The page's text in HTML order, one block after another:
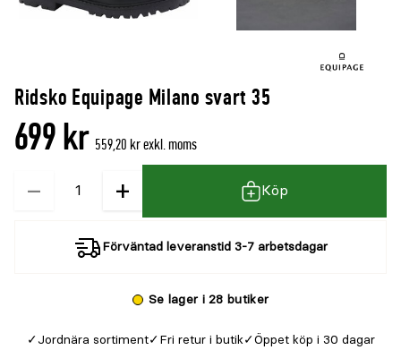
Ridsko Equipage Milano svart 35
699 kr 559,20 kr exkl. moms
−
Kvantitet + Köp
Förväntad leveranstid 3-7 arbetsdagar
Se lager i 28 butiker
Jordnära sortiment Fri retur i butik Öppet köp i 30 dagar